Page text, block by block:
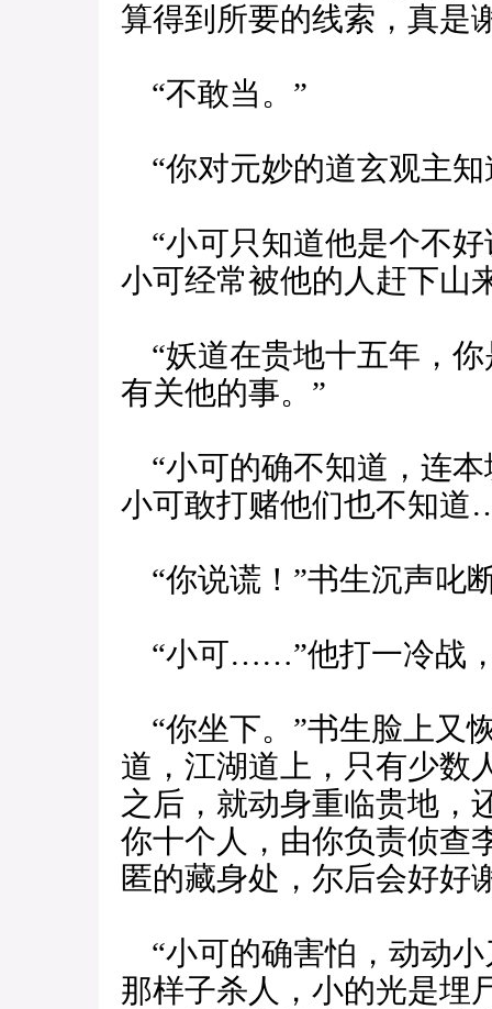
算得到所要的线索，真是
“不敢当。”
“你对元妙的道玄观主知
“小可只知道他是个不
小可经常被他的人赶下山
“妖道在贵地十五年，
有关他的事。”
“小可的确不知道，连
小可敢打赌他们也不知
“你说谎！”书生沉声叱
“小可……”他打一冷战
“你坐下。”书生脸上又
道，江湖道上，只有少数
之后，就动身重临贵地，
你十个人，由你负责侦查
匿的藏身处，尔后会好好
“小可的确害怕，动动
那样子杀人，小的光是埋